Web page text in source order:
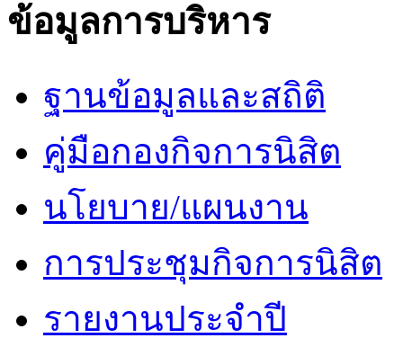
ข้อมูลการบริหาร
ฐานข้อมูลและสถิติ
คู่มือกองกิจการนิสิต
นโยบาย/แผนงาน
การประชุมกิจการนิสิต
รายงานประจำปี